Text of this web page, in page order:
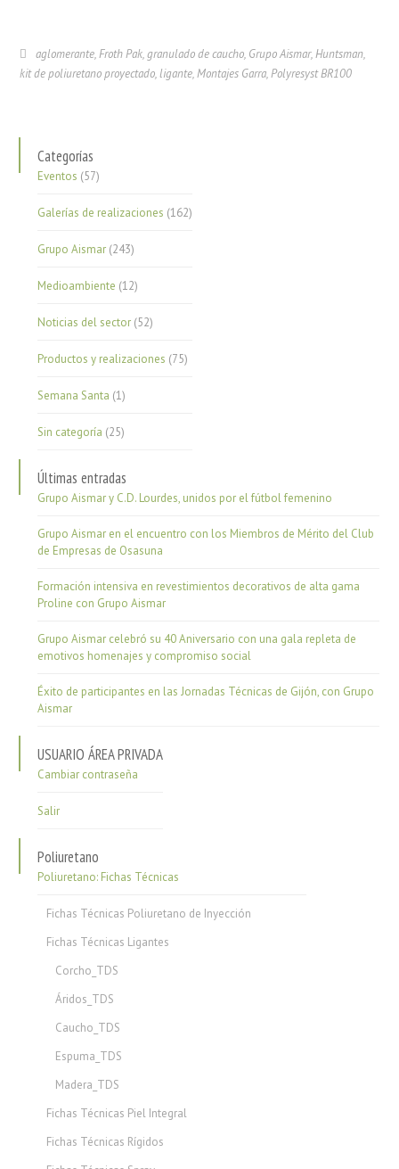
aglomerante,Froth Pak,granulado de caucho, Grupo Aismar,Huntsman,
kit de poliuretano proyectado,ligante,Montajes Garra,Polyresyst BR100
Categorías
Eventos (57)
Galerías de realizaciones (162)
Grupo Aismar (243)
Medioambiente (12)
Noticias del sector (52)
Productos y realizaciones (75)
Semana Santa (1)
Sin categoría (25)
Últimas entradas
Grupo Aismar y C.D. Lourdes, unidos por el fútbol femenino
Grupo Aismar en el encuentro con los Miembros de Mérito del Club
de Empresas de Osasuna
Formación intensiva en revestimientos decorativos de alta gama
Proline con Grupo Aismar
Grupo Aismar celebró su 40 Aniversario con una gala repleta de
emotivos homenajes y compromiso social
Éxito de participantes en las Jornadas Técnicas de Gijón, con Grupo
Aismar
USUARIO ÁREA PRIVADA
Cambiar contraseña
Salir
Poliuretano
Poliuretano: Fichas Técnicas
Fichas Técnicas Poliuretano de Inyección
Fichas Técnicas Ligantes
Corcho_TDS
Áridos_TDS
Caucho_TDS
Espuma_TDS
Madera_TDS
Fichas Técnicas Piel Integral
Fichas Técnicas Rígidos